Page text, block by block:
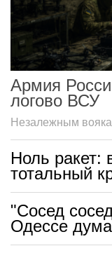
Армия
логово ВСУ
Незалежным
Ноль ракет:
тотальный
"Сосед
Одессе